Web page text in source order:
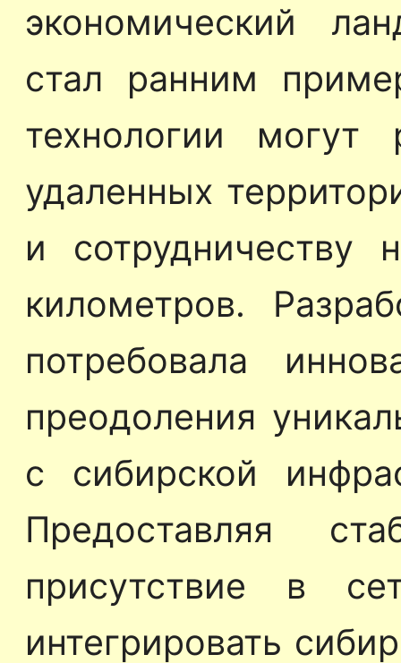
экономический
стал ранним
технологии могут
удаленных
и сотрудничеству
километров.
потребовала
преодоления
с сибирской
Предоставляя
присутствие в
интегрировать